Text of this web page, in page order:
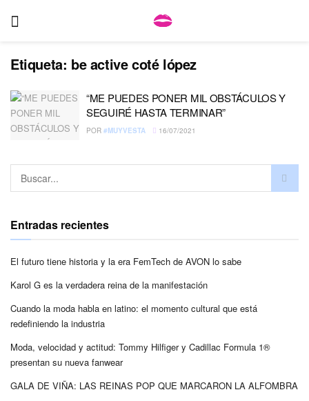
Etiqueta: be active coté lópez
“ME PUEDES PONER MIL OBSTÁCULOS Y
SEGUIRÉ HASTA TERMINAR”
POR #MUYVESTA 16/07/2021
Entradas recientes
El futuro tiene historia y la era FemTech de AVON lo sabe
Karol G es la verdadera reina de la manifestación
Cuando la moda habla en latino: el momento cultural que está
redefiniendo la industria
Moda, velocidad y actitud: Tommy Hilfiger y Cadillac Formula 1®
presentan su nueva fanwear
GALA DE VIÑA: LAS REINAS POP QUE MARCARON LA ALFOMBRA